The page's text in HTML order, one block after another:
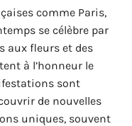
comme Paris,
se célèbre par
aux fleurs et des
à l’honneur le
sont
de nouvelles
uniques, souvent